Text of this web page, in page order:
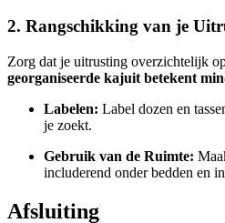
2. Rangschikking van je
Zorg dat je uitrusting overzichtelijk
georganiseerde kajuit betekent
Labelen: Label dozen en
je zoekt.
Gebruik van de Ruimte:
includerend onder bedden en
Afsluiting